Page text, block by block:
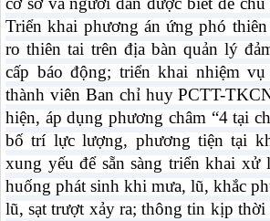
Triển khai phương án ứng phó
ro thiên tai trên địa bàn quản lý
cấp báo động; triển khai nhiệm
thành viên Ban chỉ huy PCTT-
hiện, áp dụng phương châm “4 tại
bố trí lực lượng, phương tiện tại
xung yếu để sẵn sàng triển khai
huống phát sinh khi mưa, lũ, khắc
lũ, sạt trượt xảy ra; thông tin kịp thời